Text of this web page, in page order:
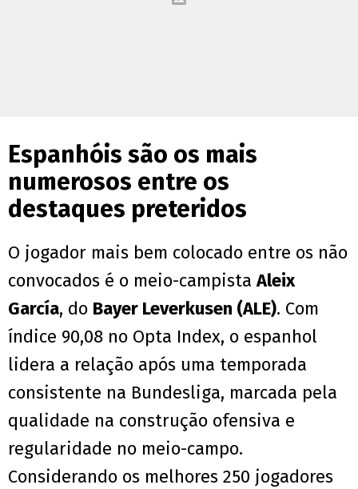
Espanhóis são os mais
numerosos entre os
destaques preteridos
O jogador mais bem colocado entre os não
convocados é o meio-campistaAleix
García, do Bayer Leverkusen (ALE). Com
índice 90,08 no Opta Index, o espanhol
lidera a relação após uma temporada
consistente na Bundesliga, marcada pela
qualidade na construção ofensiva e
regularidade no meio-campo.
Considerando os melhores 250 jogadores